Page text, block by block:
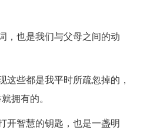
，也是我们与父母之间的动
这些都是我平时所疏忽掉的，
拥有的。
开智慧的钥匙，也是一盏明